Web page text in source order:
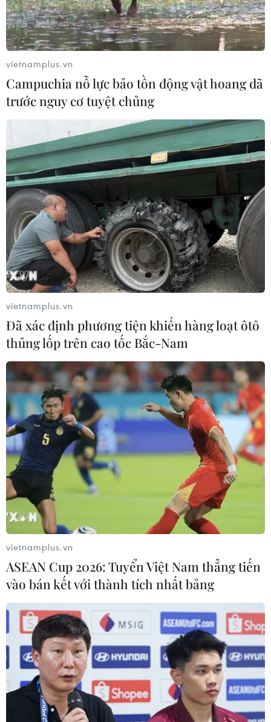
Hà Nội: Cách ly y tế tòa nhà có ca dương
tính với SARS-CoV-2
17/05/2021 06:11
Lực lượng chức năng Hà Nội đã thực hiện cách ly y tế
tòa nhà NO2 chung cư Ecohome 3, đường Tân Xuân,
phường Đông Ngạc (quận Bắc Từ Liêm) do có ca
dương tính là nhân viên của Bệnh viện Phổi Trung ương.
Hà Nội yêu cầu 4 bệnh viện tiếp
nhận bệnh nhân COVID-19
17/05/2021 07:17
Bệnh viện Bắc Thăng Long, Bệnh viện Đức Giang, Bệnh
viện Thanh Nhàn và Bệnh viện Hà Đông phải sẵn sàng
các điều kiện để tiếp nhận bệnh nhân COVID-19 tại Hà
Nội.
vietnamplus.vn
Campuchia nỗ lực bảo tồn động vật hoang dã
trước nguy cơ tuyệt chủng
vietnamplus.vn
Đã xác định phương tiện khiến hàng loạt ôtô
thủng lốp trên cao tốc Bắc-Nam
vietnamplus.vn
ASEAN Cup 2026: Tuyển Việt Nam thẳng tiến
vào bán kết với thành tích nhất bảng